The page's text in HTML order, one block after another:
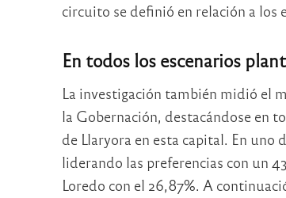
circuito se definió en relación a los
En todos los escenarios
La investigación también midió el
la Gobernación, destacándose en
de Llaryora en esta capital. En uno
liderando las preferencias con un
Loredo con el 26,87%. A